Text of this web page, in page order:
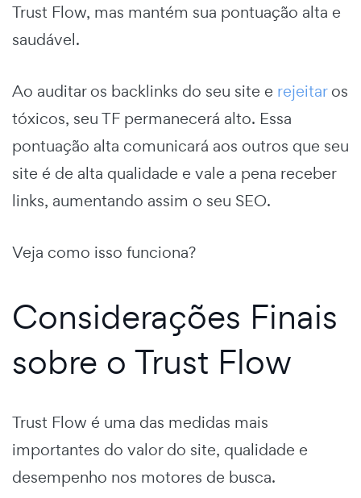
Trust Flow, mas mantém sua pontuação alta e
saudável.
Ao auditar os backlinks do seu site e rejeitaros
tóxicos, seu TF permanecerá alto. Essa
pontuação alta comunicará aos outros que seu
site é de alta qualidade e vale a pena receber
links, aumentando assim o seu SEO.
Veja como isso funciona?
Considerações Finais
sobre o Trust Flow
Trust Flow é uma das medidas mais
importantes do valor do site, qualidade e
desempenho nos motores de busca.